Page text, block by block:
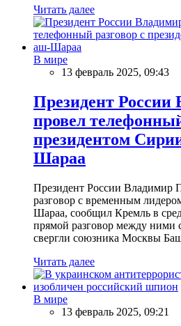
Читать далее
В мире
13 февраль 2025, 09:43
Президент
провел
президентом
Шараа
Президент России Владимир
разговор с временным
Шараа, сообщил Кремль в
прямой разговор между ними
свергли союзника Москвы
Читать далее
В мире
13 февраль 2025, 09:21